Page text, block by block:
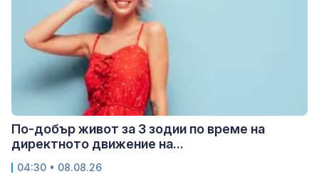
По-добър живот за 3 зодии по време на
директното движение на...
04:30 • 08.08.26